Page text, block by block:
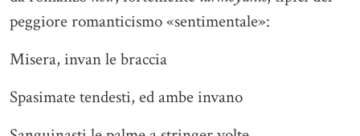
peggiore romanticismo «sentimentale»:
Misera, invan le braccia
Spasimate tendesti, ed ambe invano